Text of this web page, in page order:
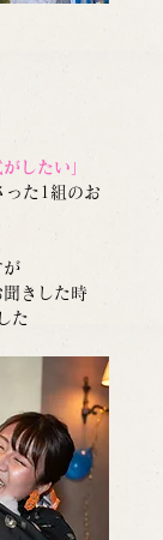
したい」
った1組のお
が
きした時
た